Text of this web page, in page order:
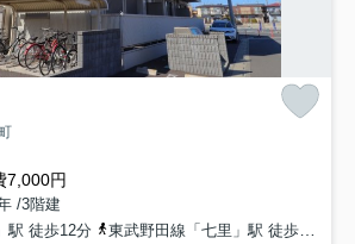
7,000円
/3階建
駅 徒歩12分
東武野田線「七里」駅 徒歩27分